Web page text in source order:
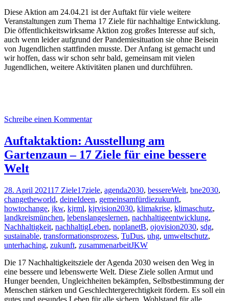
Diese Aktion am 24.04.21 ist der Auftakt für viele weitere
Veranstaltungen zum Thema 17 Ziele für nachhaltige Entwicklung.
Die öffentlichkeitswirksame Aktion zog großes Interesse auf sich,
auch wenn leider aufgrund der Pandemiesituation sie ohne Beisein
von Jugendlichen stattfinden musste. Der Anfang ist gemacht und
wir hoffen, dass wir schon sehr bald, gemeinsam mit vielen
Jugendlichen, weitere Aktivitäten planen und durchführen.
Schreibe einen Kommentar
Auftaktaktion: Ausstellung am
Gartenzaun – 17 Ziele für eine bessere
Welt
28. April 202117 Ziele17ziele, agenda2030, bessereWelt, bne2030,
changetheworld, deineIdeen, gemeinsamfürdiezukunft,
howtochange, jkw, kjrml, kjrvision2030, klimakrise, klimaschutz,
landkreismünchen, lebenslangeslernen, nachhaltigeentwicklung,
Nachhaltigkeit, nachhaltigLeben, noplanetB, ojovision2030, sdg,
sustainable, transformationsprozess, TuDus, uhg, umweltschutz,
unterhaching, zukunft, zusammenarbeitJKW
Die 17 Nachhaltigkeitsziele der Agenda 2030 weisen den Weg in
eine bessere und lebenswerte Welt. Diese Ziele sollen Armut und
Hunger beenden, Ungleichheiten bekämpfen, Selbstbestimmung der
Menschen stärken und Geschlechtergerechtigkeit fördern. Es soll ein